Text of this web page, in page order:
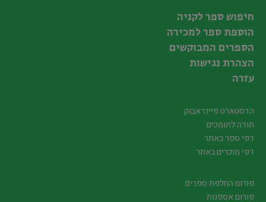
חיפוש ספר לקניה
הוספת ספר למכירה
הספרים המבוקשים
הצהרת נגישות
עזרה
הדסטארט פיינדאבוק
תודה לתומכים
דפי ספר באתר
דפי מוכרים באתר
פורום החלפת ספרים
פורום אספנות